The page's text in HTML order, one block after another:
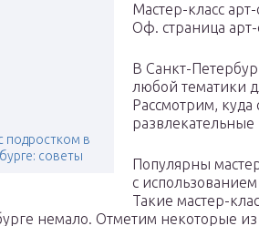
подростком в
советы
Мастер-класс
Оф. страница
В Санкт-
любой тематики
Рассмотрим, куда
Популярны
с
Такие мастер-
немало. Отметим некоторые из